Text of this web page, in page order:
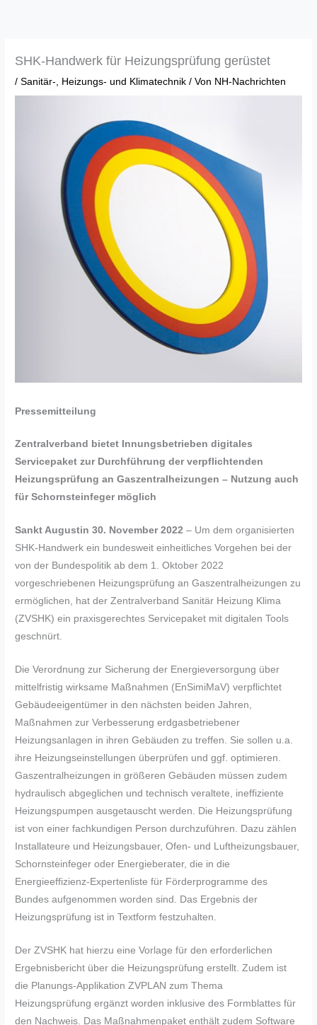
SHK-Handwerk für Heizungsprüfung gerüstet
/Sanitär-, Heizungs- und Klimatechnik / Von NH-Nachrichten
Pressemitteilung
Zentralverband bietet Innungsbetrieben digitales
Servicepaket zur Durchführung der verpflichtenden
Heizungsprüfung an Gaszentralheizungen – Nutzung auch
für Schornsteinfeger möglich
Sankt Augustin 30. November 2022– Um dem organisierten
SHK-Handwerk ein bundesweit einheitliches Vorgehen bei der
von der Bundespolitik ab dem 1. Oktober 2022
vorgeschriebenen Heizungsprüfung an Gaszentralheizungen zu
ermöglichen, hat der Zentralverband Sanitär Heizung Klima
(ZVSHK) ein praxisgerechtes Servicepaket mit digitalen Tools
geschnürt.
Die Verordnung zur Sicherung der Energieversorgung über
mittelfristig wirksame Maßnahmen (EnSimiMaV) verpflichtet
Gebäudeeigentümer in den nächsten beiden Jahren,
Maßnahmen zur Verbesserung erdgasbetriebener
Heizungsanlagen in ihren Gebäuden zu treffen. Sie sollen u.a.
ihre Heizungseinstellungen überprüfen und ggf. optimieren.
Gaszentralheizungen in größeren Gebäuden müssen zudem
hydraulisch abgeglichen und technisch veraltete, ineffiziente
Heizungspumpen ausgetauscht werden. Die Heizungsprüfung
ist von einer fachkundigen Person durchzuführen. Dazu zählen
Installateure und Heizungsbauer, Ofen- und Luftheizungsbauer,
Schornsteinfeger oder Energieberater, die in die
Energieeffizienz-Expertenliste für Förderprogramme des
Bundes aufgenommen worden sind. Das Ergebnis der
Heizungsprüfung ist in Textform festzuhalten.
Der ZVSHK hat hierzu eine Vorlage für den erforderlichen
Ergebnisbericht über die Heizungsprüfung erstellt. Zudem ist
die Planungs-Applikation ZVPLAN zum Thema
Heizungsprüfung ergänzt worden inklusive des Formblattes für
den Nachweis. Das Maßnahmenpaket enthält zudem Software